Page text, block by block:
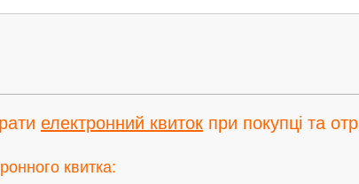
електронний квиток при покупці та
квитка: